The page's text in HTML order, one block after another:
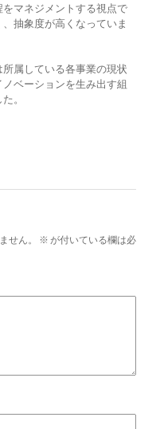
マネジメントする視点で
抽象度が高くなっていま
属している各事業の現状
ベーションを生み出す組
。
せん。 ※ が付いている欄は必